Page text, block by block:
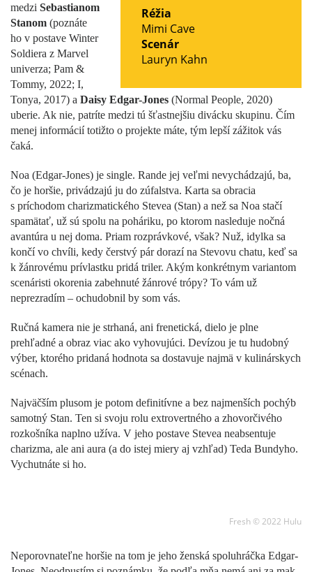
Réžia
Mimi Cave
Scenár
Lauryn Kahn
medzi Sebastianom
Stanom (poznáte
ho v postave Winter
Soldiera z Marvel
univerza; Pam &
Tommy, 2022; I,
Tonya, 2017) a Daisy Edgar-Jones (Normal People, 2020)
uberie. Ak nie, patríte medzi tú šťastnejšiu divácku skupinu. Čím
menej informácií totižto o projekte máte, tým lepší zážitok vás
čaká.
Noa (Edgar-Jones) je single. Rande jej veľmi nevychádzajú, ba,
čo je horšie, privádzajú ju do zúfalstva. Karta sa obracia
s príchodom charizmatického Stevea (Stan) a než sa Noa stačí
spamätať, už sú spolu na poháriku, po ktorom nasleduje nočná
avantúra u nej doma. Priam rozprávkové, však? Nuž, idylka sa
končí vo chvíli, kedy čerstvý pár dorazí na Stevovu chatu, keď sa
k žánrovému prívlastku pridá triler. Akým konkrétnym variantom
scenáristi okorenia zabehnuté žánrové trópy? To vám už
neprezradím – ochudobnil by som vás.
Ručná kamera nie je strhaná, ani frenetická, dielo je plne
prehľadné a obraz viac ako vyhovujúci. Devízou je tu hudobný
výber, ktorého pridaná hodnota sa dostavuje najmä v kulinárskych
scénach.
Najväčším plusom je potom definitívne a bez najmenších pochýb
samotný Stan. Ten si svoju rolu extrovertného a zhovorčivého
rozkošníka naplno užíva. V jeho postave Stevea neabsentuje
charizma, ale ani aura (a do istej miery aj vzhľad) Teda Bundyho.
Vychutnáte si ho.
Fresh © 2022 Hulu
Neporovnateľne horšie na tom je jeho ženská spoluhráčka Edgar-